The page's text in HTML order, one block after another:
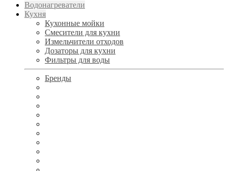
Водонагреватели
Кухня
Кухонные мойки
Смесители для кухни
Измельчители отходов
Дозаторы для кухни
Фильтры для воды
Бренды